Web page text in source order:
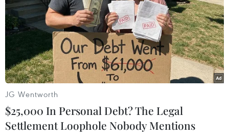
#tin tức hot #an ninh #an ninh nghệ an
#thời sự
#thời sự hôm nay
#bản tin thời sự
#tội phạm
#truy nã
#tội phạm hình sự #hình sự
#công an
#vụ án
#phạm pháp #pháp luật
#pháp đình
#xã hội
#an ninh xã hội #chính trị
#VietnamPlus
#Vietnam
#Plus Nga
JG Wentworth
$25,000 In Personal Debt? The Legal
Settlement Loophole Nobody Mentions